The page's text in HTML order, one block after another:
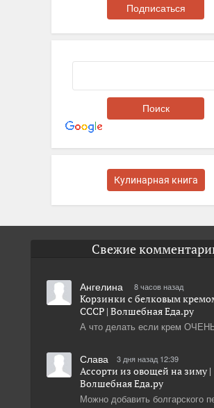
Кулинарная книга
Свежие
Ангелина 8 часов назад
А что делать если крем
Корзинки с белковым
СССР | Волшебная Eда.ру
Слава 3 дня назад 12:39
Можно добавить болгарского
Ассорти из овощей на зиму |
Волшебная Eда.ру